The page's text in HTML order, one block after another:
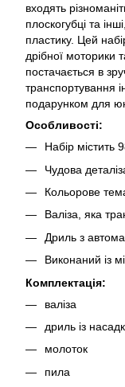
входять
плоскогубці та
пластику. Цей
дрібної моторики
постачається в
транспортування
подарунком для
Особливості:
Набір містить
Чудова
Кольорове
Валіза, яка
Дриль з
Виконаний із
Комплектація:
валіза
дриль із
молоток
пила